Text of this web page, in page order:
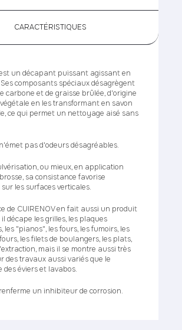
CARACTÉRISTIQUES
est un décapant puissant agissant en
composants spéciaux désagrègent
carbone et de graisse brûlée, d'origine
en les transformant en savon
ce qui permet un nettoyage aisé sans
pas d'odeurs désagréables.
ou mieux, en application
sa consistance favorise
les surfaces verticales.
de CUIRENOV en fait aussi un produit
décape les grilles, les plaques
les "pianos", les fours, les fumoirs, les
les filets de boulangers, les plats,
mais il se montre aussi très
des travaux aussi variés que le
des éviers et lavabos.
un inhibiteur de corrosion.